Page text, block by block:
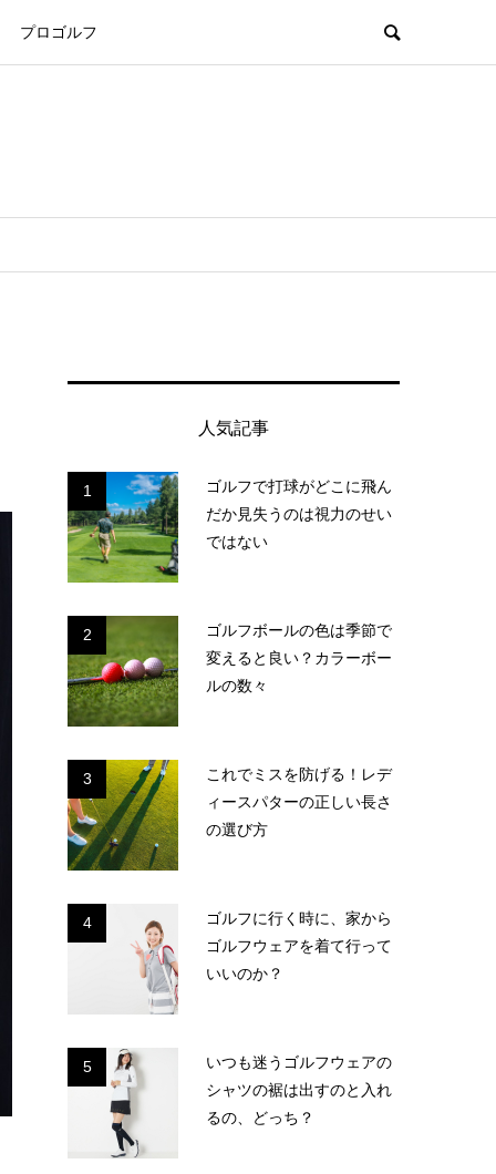
プロゴルフ
人気記事
1
ゴルフで打球がどこに飛ん
だか見失うのは視力のせい
ではない
2
ゴルフボールの色は季節で
変えると良い？カラーボー
ルの数々
3
これでミスを防げる！レデ
ィースパターの正しい長さ
の選び方
4
ゴルフに行く時に、家から
ゴルフウェアを着て行って
いいのか？
5
いつも迷うゴルフウェアの
シャツの裾は出すのと入れ
るの、どっち？